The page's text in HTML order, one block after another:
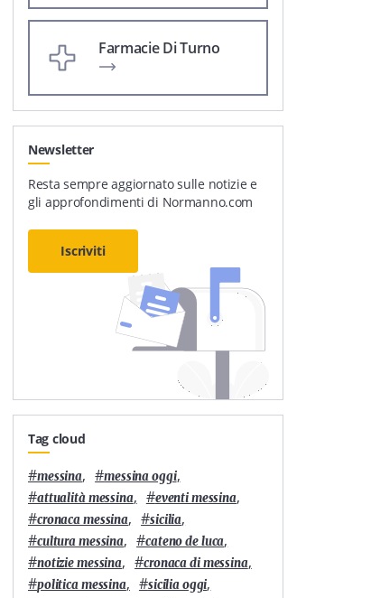
Farmacie Di Turno
Newsletter
Resta sempre aggiornato sulle notizie e
gli approfondimenti di Normanno.com
Iscriviti
Tag cloud
#messina, #messina oggi,
#attualità messina, #eventi messina,
#cronaca messina, #sicilia,
#cultura messina, #cateno de luca,
#notizie messina, #cronaca di messina,
#politica messina, #sicilia oggi,